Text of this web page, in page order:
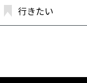
行きたい